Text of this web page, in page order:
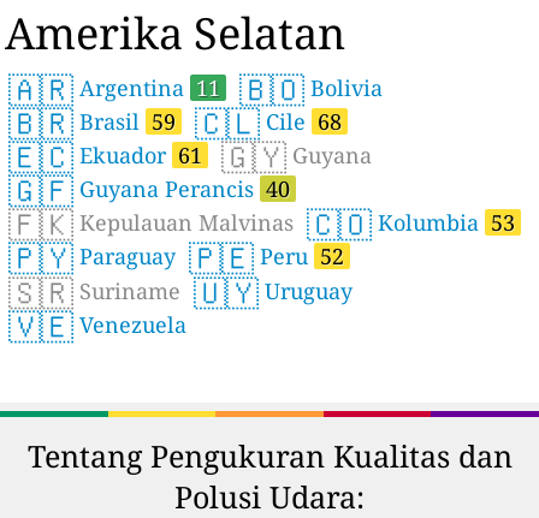
Amerika Selatan
🇦🇷 Argentina 11 🇧🇴 Bolivia
🇧🇷 Brasil 59 🇨🇱 Cile 68
🇪🇨 Ekuador 61 🇬🇾 Guyana
🇬🇫 Guyana Perancis 40
🇫🇰 Kepulauan Malvinas 🇨🇴 Kolumbia 53
🇵🇾 Paraguay 🇵🇪 Peru 52
🇸🇷 Suriname 🇺🇾 Uruguay
🇻🇪 Venezuela
Tentang Pengukuran Kualitas dan
Polusi Udara: